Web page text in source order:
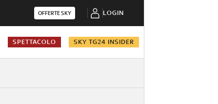
OFFERTE SKY LOGIN
SPETTACOLO SKY TG24 INSIDER